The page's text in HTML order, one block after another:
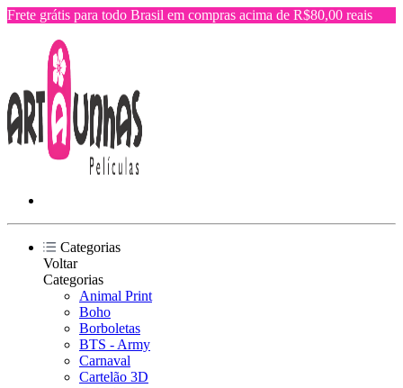
Frete grátis para todo Brasil em compras acima de R$80,00 reais
Categorias
Voltar
Categorias
Animal Print
Boho
Borboletas
BTS - Army
Carnaval
Cartelão 3D